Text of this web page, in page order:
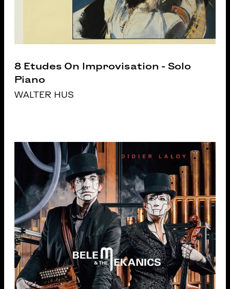
8 Etudes On Improvisation - Solo
Piano
WALTER HUS